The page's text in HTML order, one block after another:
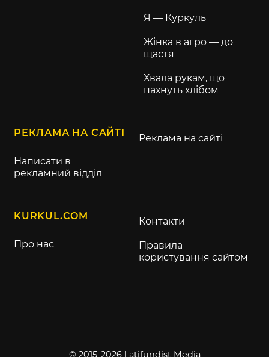
Я — Куркуль
Жінка в агро — до
щастя
Хвала рукам, що
пахнуть хлібом
РЕКЛАМА НА САЙТІ
Написати в
рекламний відділ
Реклама на сайті
KURKUL.COM
Про нас
Контакти
Правила
користування сайтом
© 2015-2026 Latifundist Media